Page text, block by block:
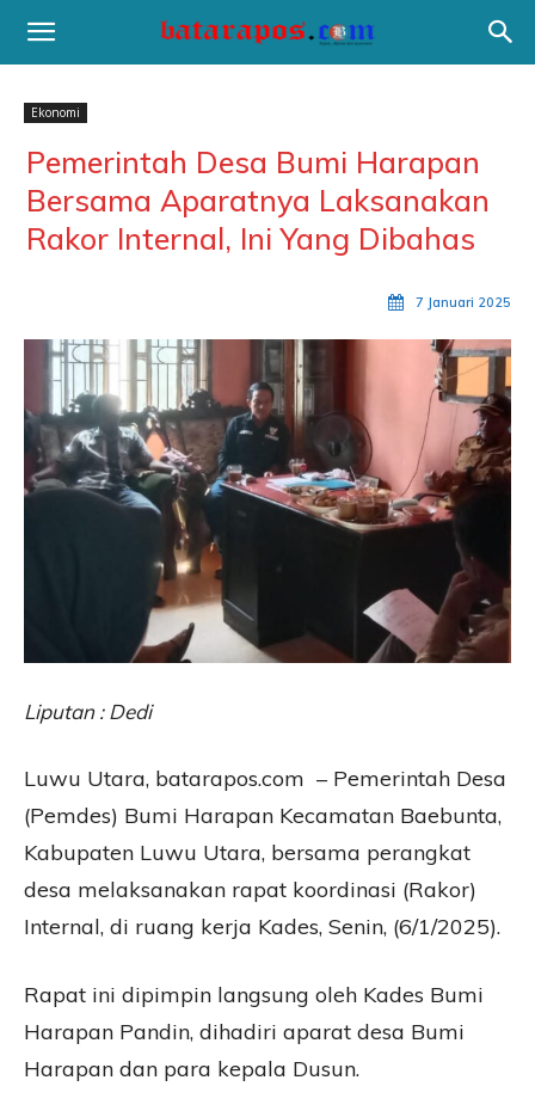
Ekonomi
Pemerintah Desa Bumi Harapan
Bersama Aparatnya Laksanakan
Rakor Internal, Ini Yang Dibahas
7 Januari 2025
Liputan : Dedi
Luwu Utara, batarapos.com – Pemerintah Desa
(Pemdes) Bumi Harapan Kecamatan Baebunta,
Kabupaten Luwu Utara, bersama perangkat
desa melaksanakan rapat koordinasi (Rakor)
Internal, di ruang kerja Kades, Senin, (6/1/2025).
Rapat ini dipimpin langsung oleh Kades Bumi
Harapan Pandin, dihadiri aparat desa Bumi
Harapan dan para kepala Dusun.